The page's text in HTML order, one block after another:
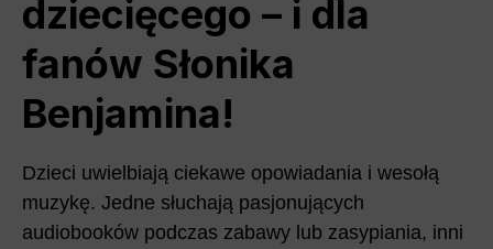
dziecięcego – i dla
fanów Słonika
Benjamina!
Dzieci uwielbiają ciekawe opowiadania i wesołą
muzykę. Jedne słuchają pasjonujących
audiobooków podczas zabawy lub zasypiania, inni